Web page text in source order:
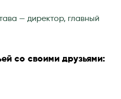
— директор, главный
со своими друзьями: